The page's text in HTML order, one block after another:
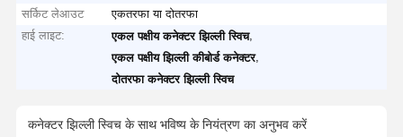
सर्किट लेआउट
एकतरफा या दोतरफा
हाई लाइट:
एकल पक्षीय कनेक्टर झिल्ली स्विच,
एकल पक्षीय झिल्ली कीबोर्ड कनेक्टर,
दोतरफा कनेक्टर झिल्ली स्विच
कनेक्टर झिल्ली स्विच के साथ भविष्य के नियंत्रण का अनुभव करें